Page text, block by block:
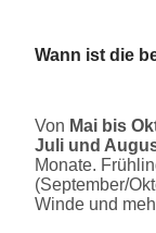
Wann ist die
Von Mai bis
Juli und
Monate.
(September/
Winde und